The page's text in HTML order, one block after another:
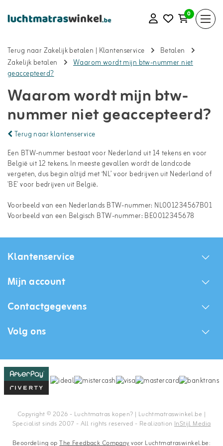
0
Terug naar Zakelijk betalen | Klantenservice
Betalen
Zakelijk betalen
Waarom wordt mijn btw-nummer niet
geaccepteerd?
Waarom wordt mijn btw-
nummer niet geaccepteerd?
Terug naar klantenservice
Een BTW-nummer bestaat voor Nederland uit 14 tekens en voor
België uit 12 tekens. In meeste gevallen wordt de landcode
vergeten, dus begin altijd met ‘NL’ voor bedrijven uit Nederland of
'BE' voor bedrijven uit België.
Voorbeeld van een Nederlands BTW-nummer: NL001234567B01
Voorbeeld van een Belgisch BTW-nummer: BE0012345678
Klantenservice
Mijn account
Contactgegevens
Volg ons
Copyright © 2026 - Luchtmatras kopen? | Luchtmatraswinkel.be |
Specialist sinds 2007 - All rights reserved - Realization InStijl Media
Beoordeling opThe Feedback Companyvoor Luchtmatraswinkel.be: